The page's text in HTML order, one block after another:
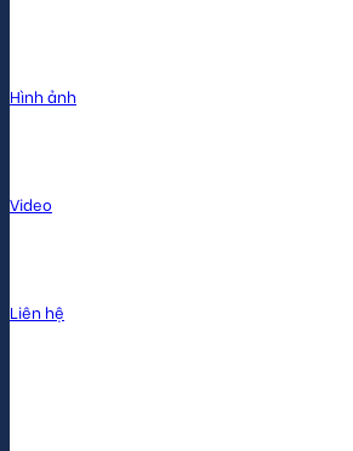
Hình ảnh
Video
Liên hệ